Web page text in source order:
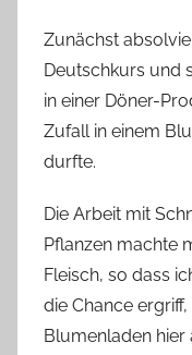
Zunächst
Deutschkurs und
in einer Döner-
Zufall in einem
durfte.
Die Arbeit mit
Pflanzen machte
Fleisch, so dass
die Chance
Blumenladen